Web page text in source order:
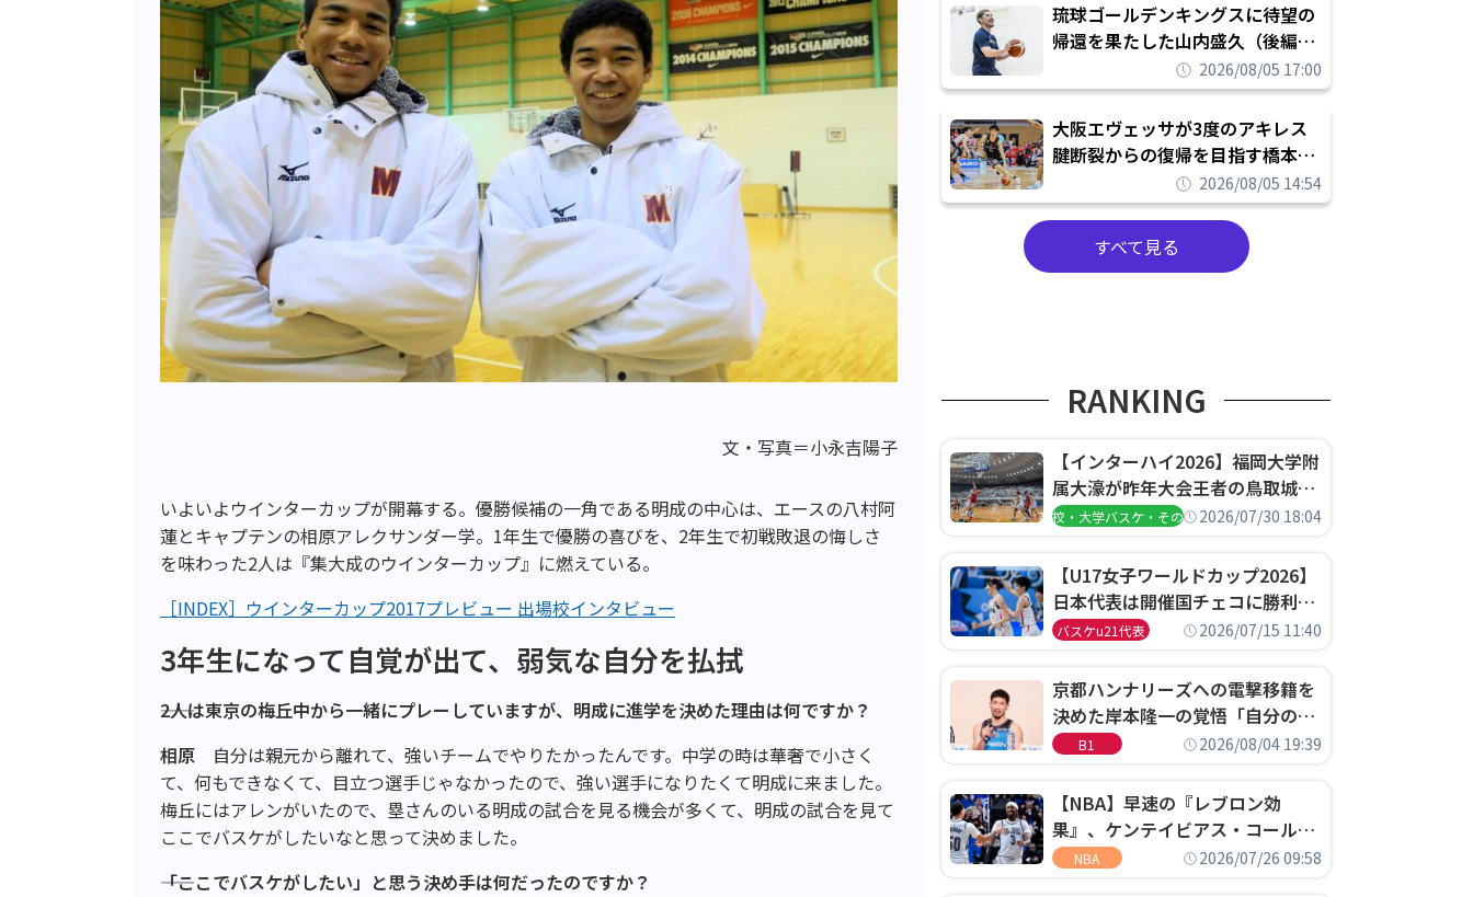
文・写真＝小永吉陽子
いよいよウインターカップが開幕する。優勝候補の一角である明成の中心は、エースの八村阿
蓮とキャプテンの相原アレクサンダー学。1年生で優勝の喜びを、2年生で初戦敗退の悔しさ
を味わった2人は『集大成のウインターカップ』に燃えている。
［INDEX］ウインターカップ2017プレビュー 出場校インタビュー
3年生になって自覚が出て、弱気な自分を払拭
――2人は東京の梅丘中から一緒にプレーしていますが、明成に進学を決めた理由は何ですか？
相原 自分は親元から離れて、強いチームでやりたかったんです。中学の時は華奢で小さく
て、何もできなくて、目立つ選手じゃなかったので、強い選手になりたくて明成に来ました。
梅丘にはアレンがいたので、塁さんのいる明成の試合を見る機会が多くて、明成の試合を見て
ここでバスケがしたいなと思って決めました。
――「ここでバスケがしたい」と思う決め手は何だったのですか？
琉球ゴールデンキングスに待望の
帰還を果たした山内盛久（後編）
「1人のウチナーンチュとしてみ
んなが誇りに思えるチームにして
いく」
2026/08/05 17:00
大阪エヴェッサが3度のアキレス
腱断裂からの復帰を目指す橋本拓
哉と契約を締結「もう一度コート
に立ちたい」
2026/08/05 14:54
すべて見る
RANKING
【インターハイ2026】福岡大学附
属大濠が昨年大会王者の鳥取城北
を撃破、大阪薫英女学院は岐阜女
高校・大学バスケ・その他2026/07/30 18:04
【U17女子ワールドカップ2026】
日本代表は開催国チェコに勝利し
て予選グループ3連勝で首位通
決定
バスケu21代表 2026/07/15 11:40
京都ハンナリーズへの電撃移籍を
決めた岸本隆一の覚悟「自分のエ
ゴというちっぽけなことのため
B1 2026/08/04 19:39
【NBA】早速の『レブロン効
果』、ケンテイビアス・コールド
ウェル・ポープがセブンティシク
NBA 2026/07/26 09:58